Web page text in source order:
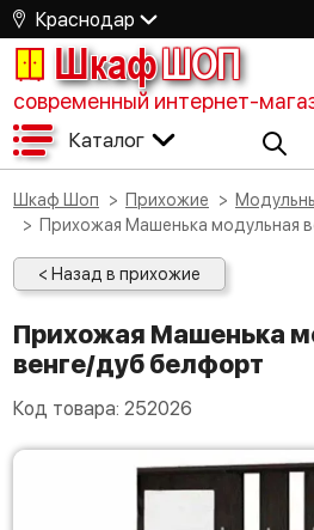
Краснодар
ШкафШОП
современный интернет-
Каталог
Шкаф Шоп Прихожие
Прихожая Машенька модульная
< Назад в прихожие
Прихожая Машенька модульная
венге/дуб белфорт
Код товара: 252026